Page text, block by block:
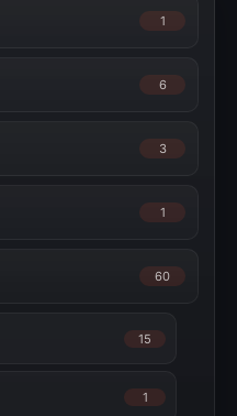
1
6
3
1
60
15
1